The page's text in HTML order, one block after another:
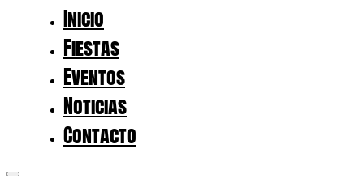
Inicio
Fiestas
Eventos
Noticias
Contacto